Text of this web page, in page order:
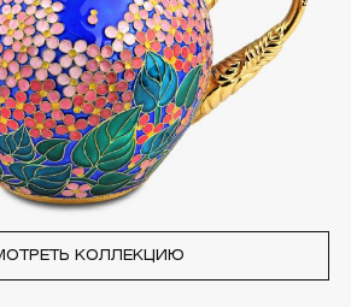
рекомендуют чистить украшения не
а также регулярно протирать их
салфеткой.
КОЛЛЕКЦИЮ